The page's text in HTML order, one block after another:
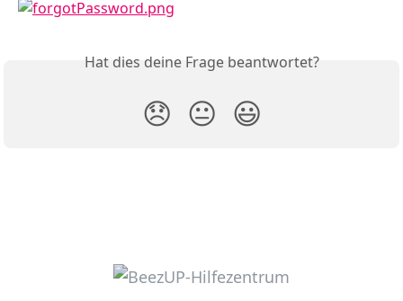
Hat dies deine Frage beantwortet?
😞 😐 😃